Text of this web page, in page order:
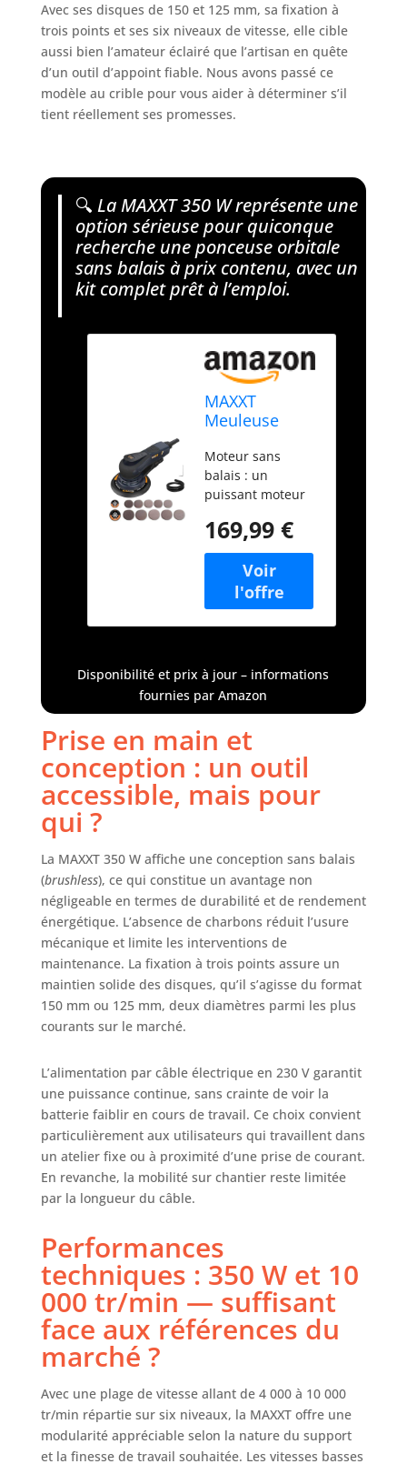
Avec ses disques de 150 et 125 mm, sa fixation à
trois points et ses six niveaux de vitesse, elle cible
aussi bien l’amateur éclairé que l’artisan en quête
d’un outil d’appoint fiable. Nous avons passé ce
modèle au crible pour vous aider à déterminer s’il
tient réellement ses promesses.
🔍 La MAXXT 350 W représente une
option sérieuse pour quiconque
recherche une ponceuse orbitale
sans balais à prix contenu, avec un
kit complet prêt à l’emploi.
MAXXT
Meuleuse
sans balais
350 W -
Ponceuse
avec disques
de 150 et 125
mm, fixation à
trois points,
4000-10000
tr/min (6
20 feuilles abr
Moteur sans
balais : un
puissant moteur
W caractérise
cette ponceuse
orbitale. Le
système à faibles
vibrations permet
un travail sans
de longues
périodes, avec un
faible niveau de
Contrôle du frein
et de la vitesse :
Le système de
freinage
en seulement 2
secondes. La
vitesse peut être
réglée en continu
ou sur 6 niveaux
prédéfinis (4 000 à
10 000 tr/min) via
les boutons "+"/"-
sur différents
matériaux et
Disques abrasifs :
La ponceuse
orbitale est livrée
avec des disques
latéral flexible
protège
l'utilisateur et
réduit le risque de
blessure lors du
mm assure un
haut pouvoir
abrasif et un
enlèvement de
169,99 €
Disponibilité et prix à jour – informations
fournies par Amazon
Prise en main et
conception : un outil
accessible, mais pour
qui ?
La MAXXT 350 W affiche une conception sans balais
(brushless), ce qui constitue un avantage non
négligeable en termes de durabilité et de rendement
énergétique. L’absence de charbons réduit l’usure
mécanique et limite les interventions de
maintenance. La fixation à trois points assure un
maintien solide des disques, qu’il s’agisse du format
150 mm ou 125 mm, deux diamètres parmi les plus
courants sur le marché.
L’alimentation par câble électrique en 230 V garantit
une puissance continue, sans crainte de voir la
batterie faiblir en cours de travail. Ce choix convient
particulièrement aux utilisateurs qui travaillent dans
un atelier fixe ou à proximité d’une prise de courant.
En revanche, la mobilité sur chantier reste limitée
par la longueur du câble.
Performances
techniques : 350 W et 10
000 tr/min — suffisant
face aux références du
marché ?
Avec une plage de vitesse allant de 4 000 à 10 000
tr/min répartie sur six niveaux, la MAXXT offre une
modularité appréciable selon la nature du support
et la finesse de travail souhaitée. Les vitesses basses